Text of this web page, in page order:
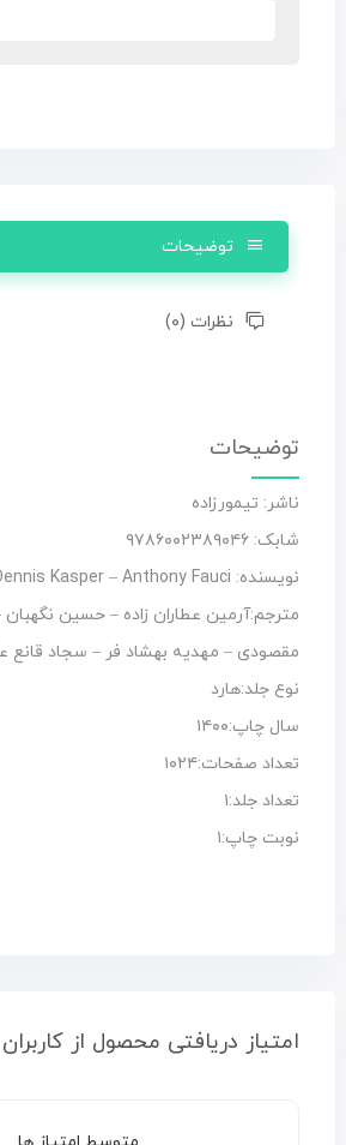
توضیحات
نظرات (۰)
توضیحات
ناشر: تیمورزاده
شابک: ۹۷۸۶۰۰۲۳۸۹۰۴۶
نویسنده: Dennis Kasper – Anthony Fauci
مترجم:آرمین عطاران زاده – حسین
مقصودی – مهدیه بهشاد فر – سجاد قانع
نوع جلد:هارد
سال چاپ:۱۴۰۰
تعداد صفحات:۱۰۲۴
تعداد جلد:۱
نوبت چاپ:۱
امتیاز دریافتی محصول از کاربران